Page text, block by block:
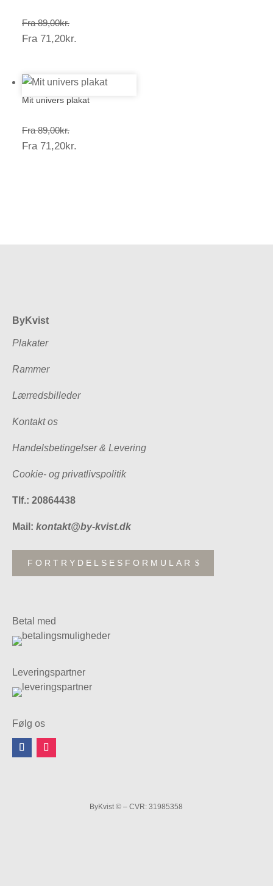
Fra 89,00kr.Prisinterval:
89,00kr.
Fra 71,20kr.
Mit univers plakat
Fra 89,00kr.Prisinterval:
89,00kr.
Fra 71,20kr.
ByKvist
Plakater
Rammer
Lærredsbilleder
Kontakt os
Handelsbetingelser & Levering
Cookie- og privatlivspolitik
Tlf.: 20864438
Mail: kontakt@by-kvist.dk
FORTRYDELSESFORMULAR
Betal med
Leveringspartner
Følg os
ByKvist © – CVR: 31985358